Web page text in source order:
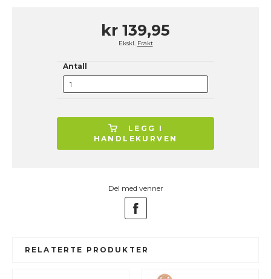
kr 139,95
Ekskl. Frakt
Antall
LEGG I
HANDLEKURVEN
Del med venner
RELATERTE PRODUKTER